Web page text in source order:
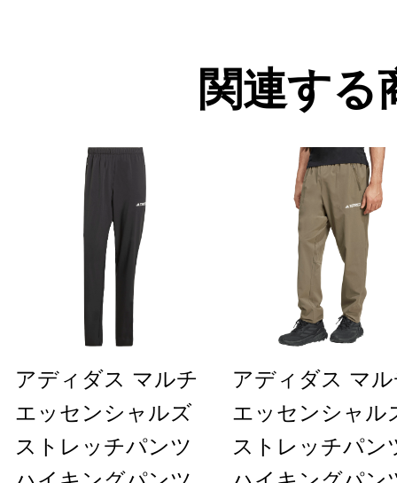
関連する
アディダス マルチ
エッセンシャルズ
ストレッチパンツ
アディダス マ
エッセンシャル
ストレッチパン